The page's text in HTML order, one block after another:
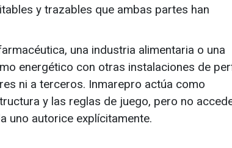
y trazables que ambas partes han
una industria alimentaria o una
energético con otras instalaciones de
ni a terceros. Inmarepro actúa como
y las reglas de juego, pero no
uno autorice explícitamente.